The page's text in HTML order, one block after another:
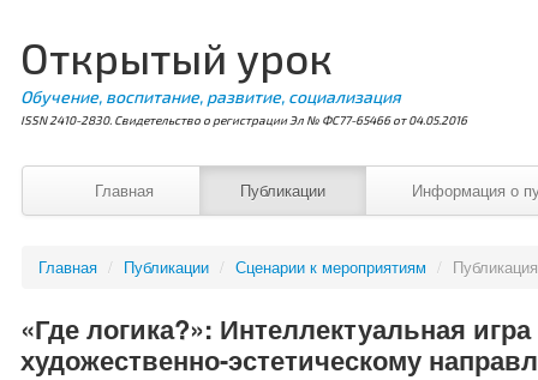
Открытый урок
Обучение, воспитание, развитие, социализация
ISSN 2410-2830. Свидетельство о регистрации Эл № ФС77-65466 от 04.05.2016
Главная Публикации Информация о
Главная / Публикации / Сценарии к мероприятиям /
«Где логика?»: Интеллектуальная
художественно-эстетическому